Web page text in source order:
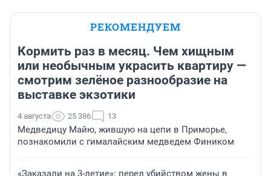
РЕКОМЕНДУЕМ
Кормить раз в месяц. Чем хищным
или необычным украсить квартиру —
смотрим зелёное разнообразие на
выставке экзотики
4 августа 25 386 13
Медведицу Майю, жившую на цепи в Приморье,
познакомили с гималайским медведем Фиником
«Заказали на 3-летие»: перед убийством жены в